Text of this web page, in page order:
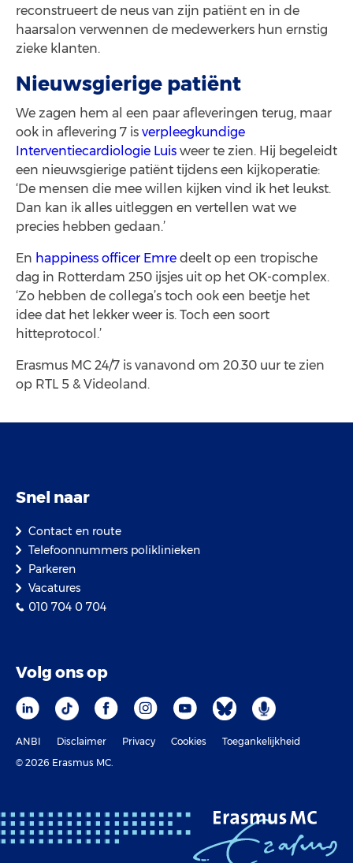
reconstrueert de neus van zijn patiënt en in de
haarsalon verwennen de medewerkers hun ernstig
zieke klanten.
Nieuwsgierige patiënt
We zagen hem al een paar afleveringen terug, maar
ook in aflevering 7 is verpleegkundige
Interventiecardiologie Luis weer te zien. Hij begeleidt
een nieuwsgierige patiënt tijdens een kijkoperatie:
‘De mensen die mee willen kijken vind ik het leukst.
Dan kan ik alles uitleggen en vertellen wat we
precies hebben gedaan.’
En happiness officer Emre deelt op een tropische
dag in Rotterdam 250 ijsjes uit op het OK-complex.
‘Zo hebben de collega’s toch ook een beetje het
idee dat het lekker weer is. Toch een soort
hitteprotocol.’
Erasmus MC 24/7 is vanavond om 20.30 uur te zien
op RTL 5 & Videoland.
Snel naar
Contact en route
Telefoonnummers poliklinieken
Parkeren
Vacatures
010 704 0 704
Volg ons op
ANBI Disclaimer Privacy Cookies
Toegankelijkheid
© 2026 Erasmus MC.